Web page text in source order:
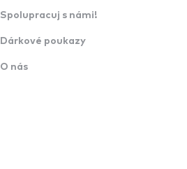
Spolupracuj s námi!
Dárkové poukazy
O nás